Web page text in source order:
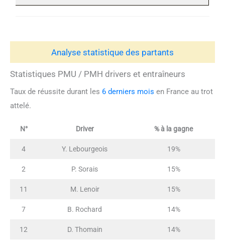
Analyse statistique des partants
Statistiques PMU / PMH drivers et entraîneurs
Taux de réussite durant les 6 derniers mois en France au trot
attelé.
N° Driver % à la gagne
4 Y. Lebourgeois 19%
2 P. Sorais 15%
11 M. Lenoir 15%
7 B. Rochard 14%
12 D. Thomain 14%